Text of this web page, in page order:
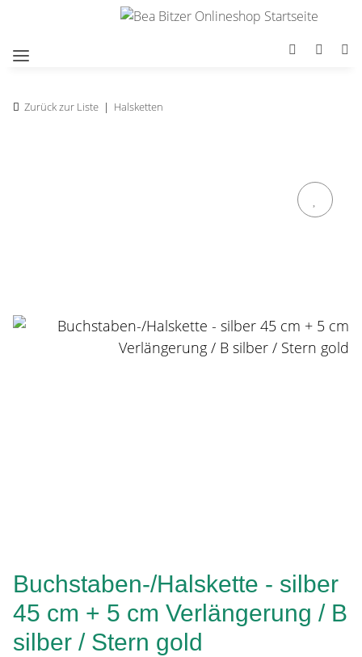
Zurück zur Liste Halsketten
Buchstaben-/Halskette - silber
45 cm + 5 cm Verlängerung / B
silber / Stern gold